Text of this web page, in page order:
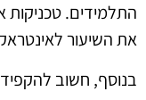
התלמידים. טכניקות
את השיעור
בנוסף, חשוב